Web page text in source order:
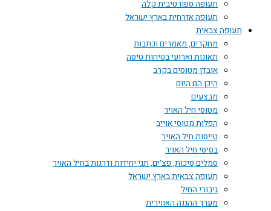
תעופה ספורטיבית קלה
תעופה אזרחית בארץ ישראל
תעופה צבאית
מחקרים, מאמרים וכתבות
תאונות וארועי בטיחות טיסה
אובדן מטוסים בקרב
היכן הם היום
מבצעים
מטוסי חיל האויר
הפלות מטוסי אוייב
טייסות חיל האויר
בסיסי חיל האויר
סמלים,סיכות, פצ'ים, תגי יחידות ודרגות בחיל האויר
תעופה צבאית בארץ ישראל
גיבורי החיל
מערך ההגנה האווירית